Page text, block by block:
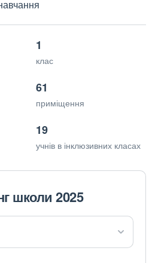
1
клас
61
приміщення
19
учнів в інклюзивних класах
школи 2025